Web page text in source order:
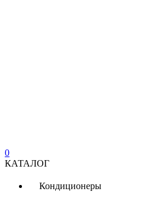
0
КАТАЛОГ
Кондиционеры